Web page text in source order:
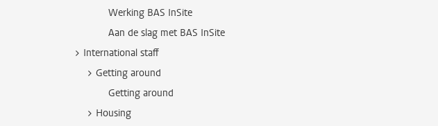
Werking BAS InSite
Aan de slag met BAS InSite
International staff
Getting around
Getting around
Housing